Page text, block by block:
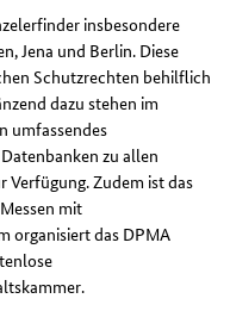
insbesondere
Jena und Berlin. Diese
Schutzrechten behilflich
dazu stehen im
umfassendes
zu allen
Verfügung. Zudem ist das
mit
organisiert das DPMA